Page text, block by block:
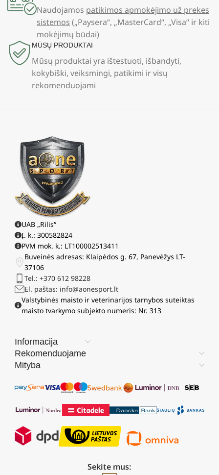
Naudojamos patikimos apmokėjimo už prekes
sistemos („Paysera“, „MasterCard“, „Visa“ ir kiti
mokėjimų būdai)
MŪSŲ PRODUKTAI
Mūsų produktai yra ištestuoti, išbandyti,
kokybiški, veiksmingi, patikimi ir visų
rekomenduojami
UAB „Rilis“
Į. k.: 300582824
PVM mok. k.: LT100002513411
Buveinės adresas: Klaipėdos g. 67, Panevėžys LT-
37106
Tel.: +370 612 98228
El. paštas: info@aonesport.lt
Valstybinės maisto ir veterinarijos tarnybos suteiktas
maisto tvarkymo subjekto numeris: Nr. 313
Informacija
Rekomenduojame
Mityba
Sekite mus: